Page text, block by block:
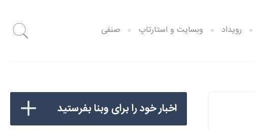
رویداد وبسایت و استارتاپ صنفی
اخبار خود را برای وبنا بفرستید